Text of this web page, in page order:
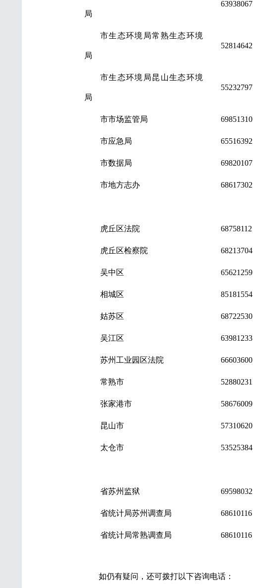
局
63938067
市生态环境局常熟生态环境
局
52814642
市生态环境局昆山生态环境
局
55232797
市市场监管局 69851310
市应急局 65516392
市数据局 69820107
市地方志办 68617302
虎丘区法院 68758112
虎丘区检察院 68213704
吴中区 65621259
相城区 85181554
姑苏区 68722530
吴江区 63981233
苏州工业园区法院 66603600
常熟市 52880231
张家港市 58676009
昆山市 57310620
太仓市 53525384
省苏州监狱 69598032
省统计局苏州调查局 68610116
省统计局常熟调查局 68610116
如仍有疑问，还可拨打以下咨询电话：